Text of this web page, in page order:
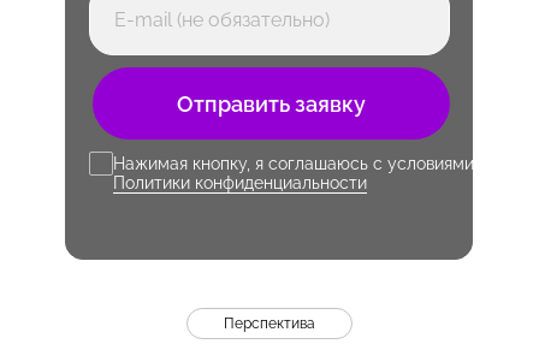
Отправить заявку
Нажимая кнопку, я соглашаюсь с условиями
Политики конфиденциальности
Перспектива